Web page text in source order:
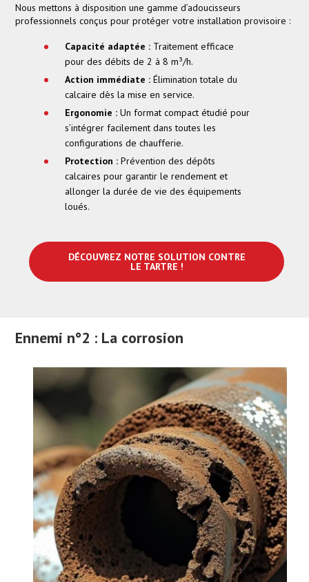
Nous mettons à disposition une gamme d’adoucisseurs
professionnels conçus pour protéger votre installation provisoire :
Capacité adaptée : Traitement efficace
pour des débits de 2 à 8 m³/h.
Action immédiate : Élimination totale du
calcaire dès la mise en service.
Ergonomie : Un format compact étudié pour
s’intégrer facilement dans toutes les
configurations de chaufferie.
Protection : Prévention des dépôts
calcaires pour garantir le rendement et
allonger la durée de vie des équipements
loués.
DÉCOUVREZ NOTRE SOLUTION CONTRE
LE TARTRE !
Ennemi n°2 : La corrosion